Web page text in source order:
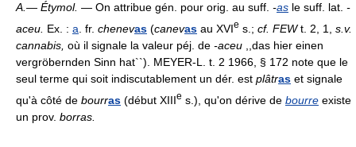
A.— Étymol. — On attribue gén. pour orig. au suff. -as le suff. lat. -
aceu. Ex. : a . fr. chenevas (canevas au XVIe s.; cf. FEWt. 2, 1, s.v.
cannabis, où il signale la valeur péj. de -aceu ,,das hier einen
vergröbernden Sinn hat``). MEYER-L. t. 2 1966, § 172 note que le
seul terme qui soit indiscutablement un dér. est plâtras et signale
qu'à côté de bourras (début XIIIe s.), qu'on dérive de bourre existe
un prov. borras.